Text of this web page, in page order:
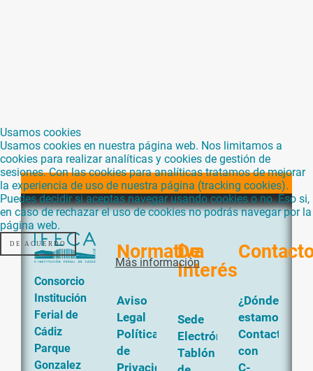
Consorcio
Institución
Ferial de
Cádiz
Parque
Gonzalez
Normativa
Aviso
Legal
Política
de
Privacidad
De
Interés
Sede
Electrónica
Tablón
¿Dónde
estamos?
Contacta
con
C-
Usamos cookies
Usamos cookies en nuestra página web. Nos limitamos a
cookies para realizar analíticas y cookies de gestión de
sesiones. Con las cookies para analíticas tratamos de mejorar
la experiencia de uso de nuestra página (tracking cookies).
Puedes decidir si aceptas navegar usando cookies o no. Eso si,
en caso de rechazar el uso de cookies no podrás navegar por la
página web.
DE ACUERDO
Más información